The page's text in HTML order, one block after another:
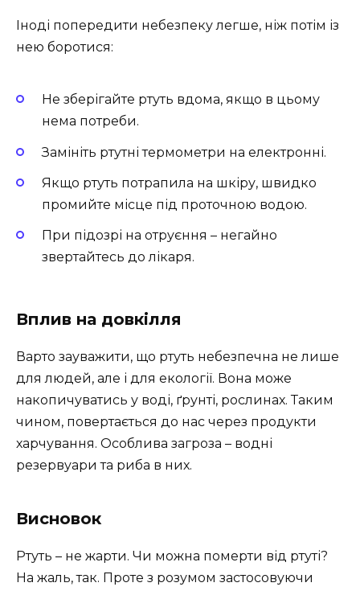
Іноді попередити небезпеку легше, ніж потім із
нею боротися:
Не зберігайте ртуть вдома, якщо в цьому
нема потреби.
Замініть ртутні термометри на електронні.
Якщо ртуть потрапила на шкіру, швидко
промийте місце під проточною водою.
При підозрі на отруєння – негайно
звертайтесь до лікаря.
Вплив на довкілля
Варто зауважити, що ртуть небезпечна не лише
для людей, але і для екології. Вона може
накопичуватись у воді, ґрунті, рослинах. Таким
чином, повертається до нас через продукти
харчування. Особлива загроза – водні
резервуари та риба в них.
Висновок
Ртуть – не жарти. Чи можна померти від ртуті?
На жаль, так. Проте з розумом застосовуючи